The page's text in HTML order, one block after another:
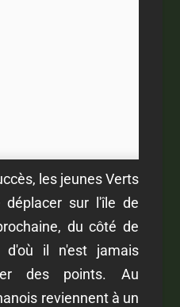
les jeunes Verts
sur l'île de
du côté de
d'où il n'est jamais
des points. Au
reviennent à un